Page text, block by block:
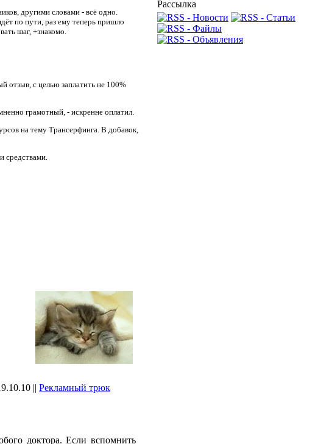
другими словами - всё одно.
по пути, раз ему теперь пришло
шаг, +знакомо.
отзыв, с целью заплатить не 100%
грамотный, - искренне оплатил.
на тему Трансерфинга. В добавок,
средствами.
|| Рекламный трюк
доктора. Если вспомнить
Рассылка